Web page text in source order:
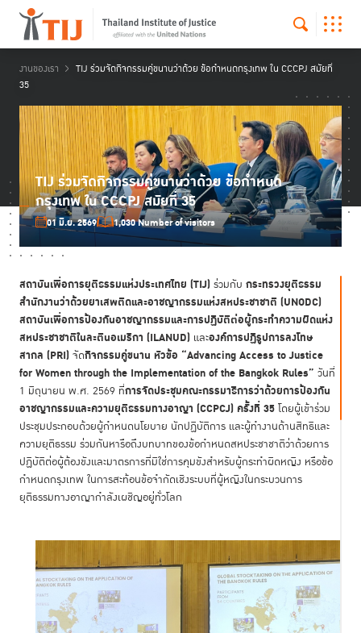
งานของเรา
TIJ ร่วมจัดกิจกรรมคู่ขนานว่าด้วย ข้อกำหนดกรุงเทพ ใน CCCPJ สมัยที่
35
TIJ ร่วมจัดกิจกรรมคู่ขนานว่าด้วย ข้อกำหนด
กรุงเทพ ใน CCCPJ สมัยที่ 35
01 มิ.ย. 2569 1,030 Number of visitors
สถาบันเพื่อการยุติธรรมแห่งประเทศไทย (TIJ) ร่วมกับ กระทรวงยุติธรรม
สำนักงานว่าด้วยยาเสพติดและอาชญากรรมแห่งสหประชาชาติ (UNODC)
สถาบันเพื่อการป้องกันอาชญากรรมและการปฏิบัติต่อผู้กระทำความผิดแห่ง
สหประชาชาติในละตินอเมริกา (ILANUD) และองค์การปฏิรูปการลงโทษ
สากล (PRI) จัดกิจกรรมคู่ขนาน หัวข้อ “Advancing Access to Justice
for Women through the Implementation of the Bangkok Rules” วันที่
1 มิถุนายน พ.ศ. 2569 ที่การจัดประชุมคณะกรรมาธิการว่าด้วยการป้องกัน
อาชญากรรมและความยุติธรรมทางอาญา (CCPCJ) ครั้งที่ 35 โดยผู้เข้าร่วม
ประชุมประกอบด้วยผู้กำหนดนโยบาย นักปฏิบัติการ และผู้ทำงานด้านสิทธิและ
ความยุติธรรม ร่วมกันหารือถึงบทบาทของข้อกำหนดสหประชาชาติว่าด้วยการ
ปฏิบัติต่อผู้ต้องขังและมาตรการที่มิใช่การคุมขังสำหรับผู้กระทำผิดหญิง หรือข้อ
กำหนดกรุงเทพ ในการสะท้อนข้อจำกัดเชิงระบบที่ผู้หญิงในกระบวนการ
ยุติธรรมทางอาญากำลังเผชิญอยู่ทั่วโลก